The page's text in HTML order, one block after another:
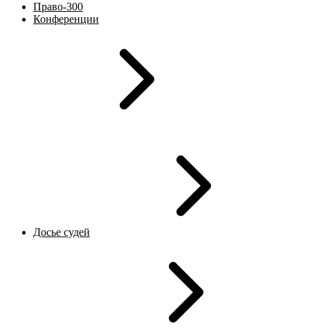
Право-300
Конференции
Досье судей